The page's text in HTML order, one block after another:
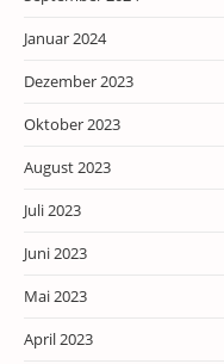
Januar 2024
Dezember 2023
Oktober 2023
August 2023
Juli 2023
Juni 2023
Mai 2023
April 2023